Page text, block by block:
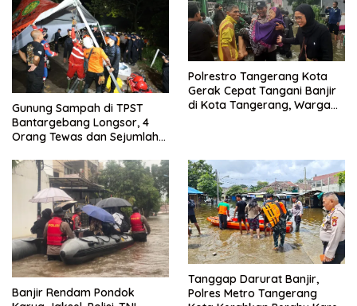
Gunung Sampah di TPST
Bantargebang Longsor, 4
Orang Tewas dan Sejumlah
Polrestro Tangerang Kota
Gerak Cepat Tangani Banjir
di Kota Tangerang, Warga
Banjir Rendam Pondok
Tanggap Darurat Banjir,
Polres Metro Tangerang